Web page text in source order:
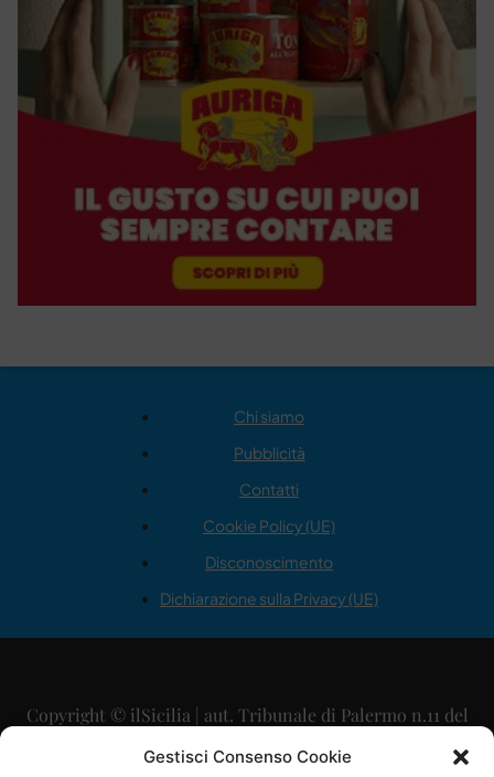
Gestisci Consenso Cookie
Chi siamo
Pubblicità
Contatti
Cookie Policy (UE)
Disconoscimento
Dichiarazione sulla Privacy (UE)
Copyright © ilSicilia | aut. Tribunale di Palermo n.11 del
29/09/2015